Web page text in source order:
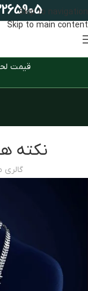
Skip to navigation
Skip to main content
قیمت
نکته
گالری